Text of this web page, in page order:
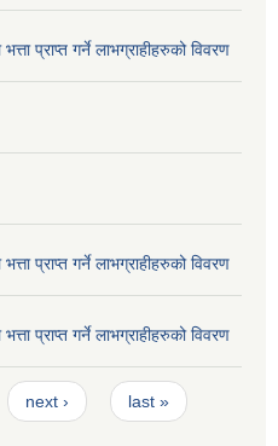
प्राप्त गर्ने लाभग्राहीहरुको विवरण
प्राप्त गर्ने लाभग्राहीहरुको विवरण
प्राप्त गर्ने लाभग्राहीहरुको विवरण
next › last »